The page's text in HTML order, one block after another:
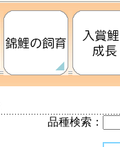
品種検索：